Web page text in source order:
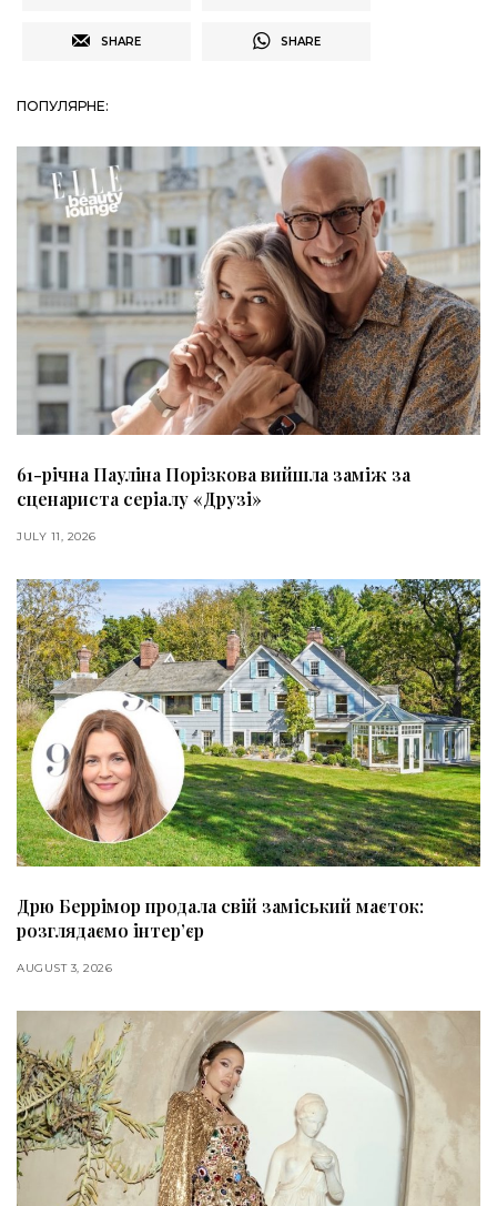
SHARE SHARE
ПОПУЛЯРНЕ:
61-річна Пауліна Порізкова вийшла заміж за
сценариста серіалу «Друзі»
JULY 11, 2026
Дрю Беррімор продала свій заміський маєток:
розглядаємо інтер’єр
AUGUST 3, 2026